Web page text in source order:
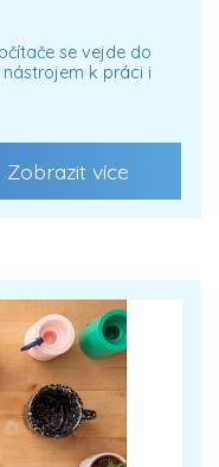
se vejde do
nástrojem k práci i
Zobrazit více